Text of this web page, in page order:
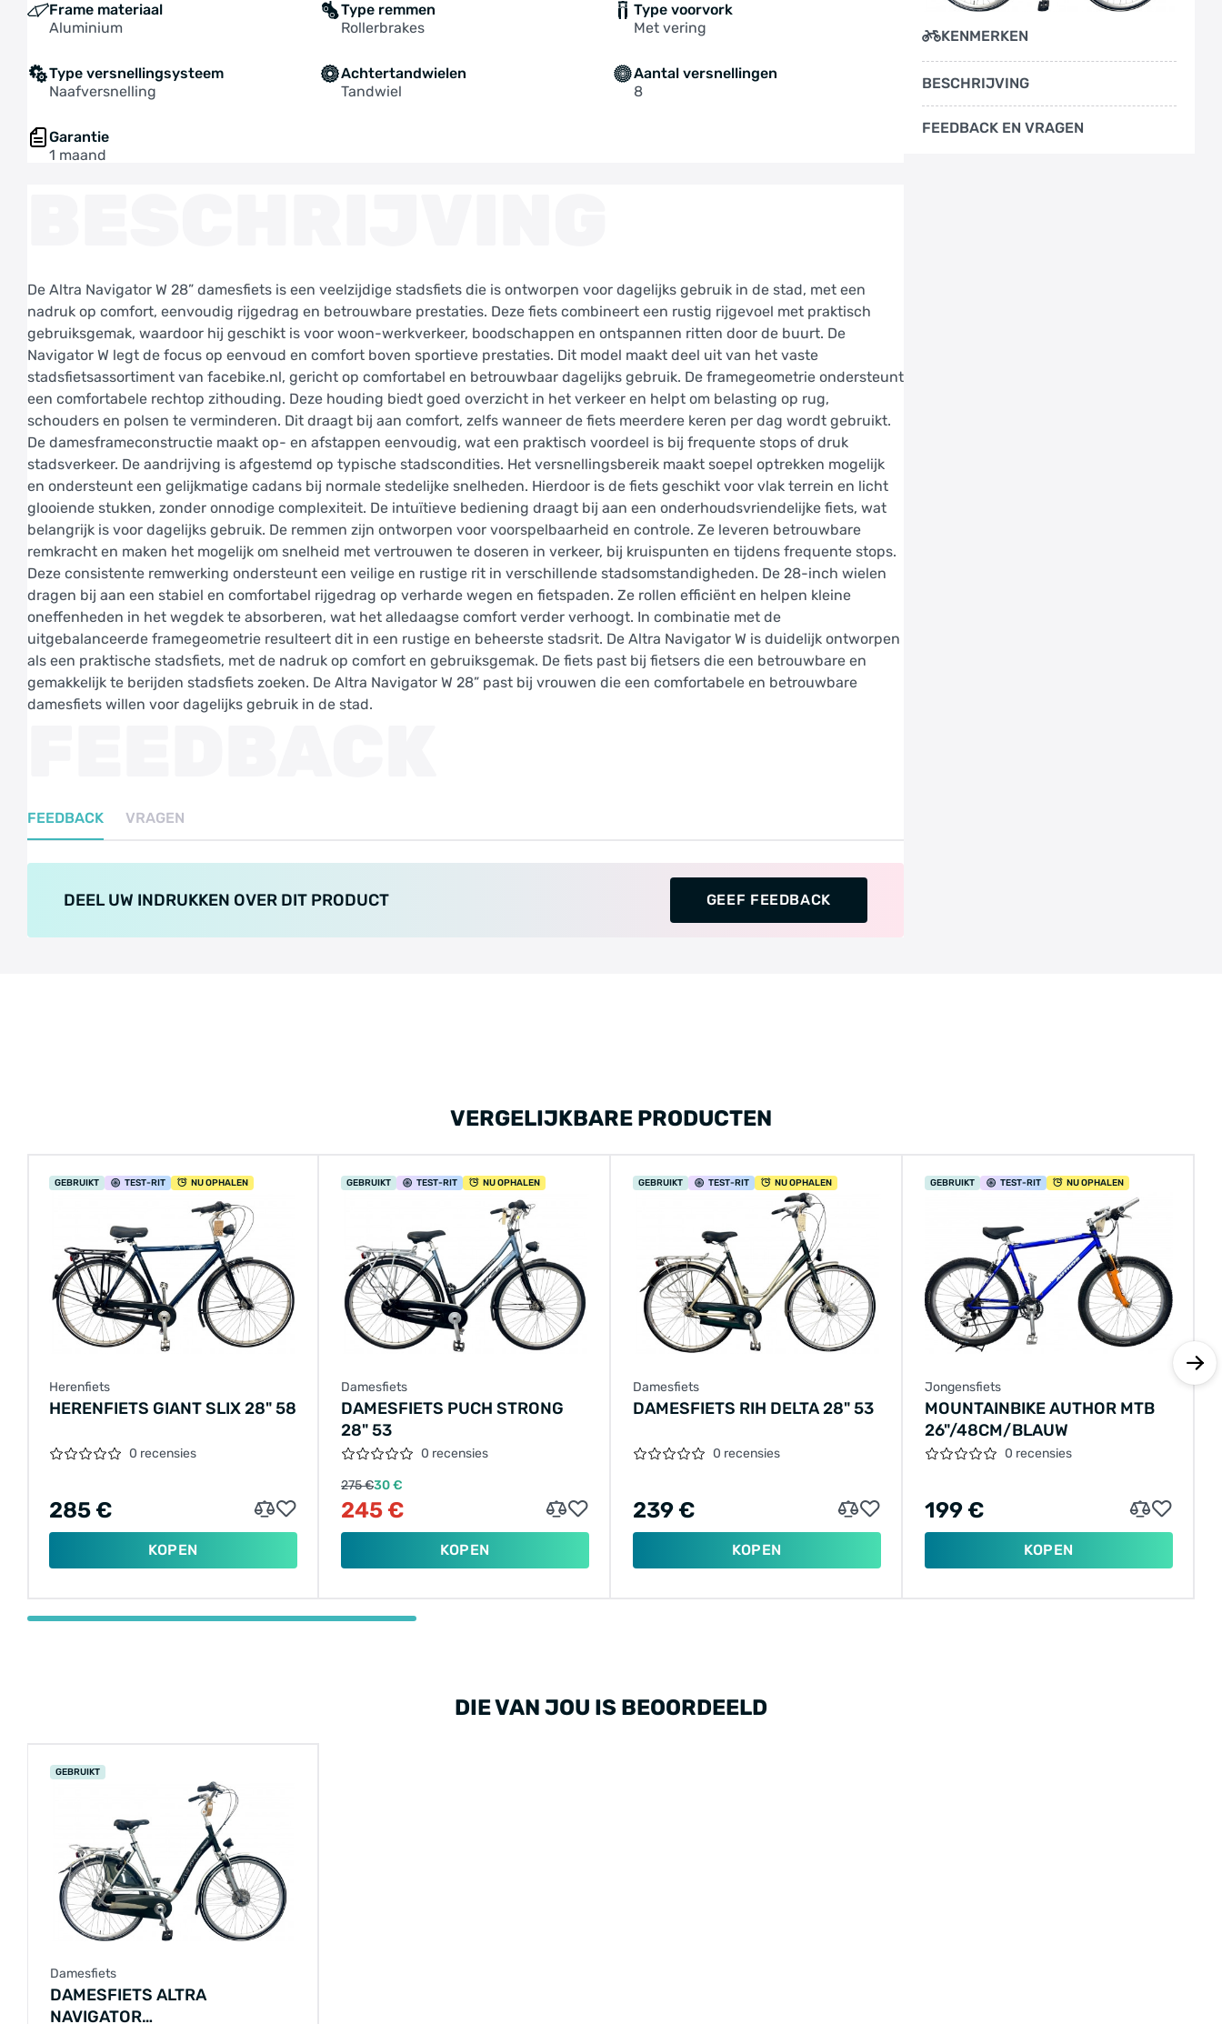
Frame materiaal
Aluminium
Type remmen
Rollerbrakes
Type voorvork
Met vering
Type versnellingsysteem
Naafversnelling
Achtertandwielen
Tandwiel
Aantal versnellingen
8
Garantie
1 maand
De Altra Navigator W 28” damesfiets is een veelzijdige stadsfiets die is ontworpen voor dagelijks gebruik in de stad, met een
nadruk op comfort, eenvoudig rijgedrag en betrouwbare prestaties. Deze fiets combineert een rustig rijgevoel met praktisch
gebruiksgemak, waardoor hij geschikt is voor woon-werkverkeer, boodschappen en ontspannen ritten door de buurt. De
Navigator W legt de focus op eenvoud en comfort boven sportieve prestaties. Dit model maakt deel uit van het vaste
stadsfietsassortiment van facebike.nl, gericht op comfortabel en betrouwbaar dagelijks gebruik. De framegeometrie ondersteunt
een comfortabele rechtop zithouding. Deze houding biedt goed overzicht in het verkeer en helpt om belasting op rug,
schouders en polsen te verminderen. Dit draagt bij aan comfort, zelfs wanneer de fiets meerdere keren per dag wordt gebruikt.
De damesframeconstructie maakt op- en afstappen eenvoudig, wat een praktisch voordeel is bij frequente stops of druk
stadsverkeer. De aandrijving is afgestemd op typische stadscondities. Het versnellingsbereik maakt soepel optrekken mogelijk
en ondersteunt een gelijkmatige cadans bij normale stedelijke snelheden. Hierdoor is de fiets geschikt voor vlak terrein en licht
glooiende stukken, zonder onnodige complexiteit. De intuïtieve bediening draagt bij aan een onderhoudsvriendelijke fiets, wat
belangrijk is voor dagelijks gebruik. De remmen zijn ontworpen voor voorspelbaarheid en controle. Ze leveren betrouwbare
remkracht en maken het mogelijk om snelheid met vertrouwen te doseren in verkeer, bij kruispunten en tijdens frequente stops.
Deze consistente remwerking ondersteunt een veilige en rustige rit in verschillende stadsomstandigheden. De 28-inch wielen
dragen bij aan een stabiel en comfortabel rijgedrag op verharde wegen en fietspaden. Ze rollen efficiënt en helpen kleine
oneffenheden in het wegdek te absorberen, wat het alledaagse comfort verder verhoogt. In combinatie met de
uitgebalanceerde framegeometrie resulteert dit in een rustige en beheerste stadsrit. De Altra Navigator W is duidelijk ontworpen
als een praktische stadsfiets, met de nadruk op comfort en gebruiksgemak. De fiets past bij fietsers die een betrouwbare en
gemakkelijk te berijden stadsfiets zoeken. De Altra Navigator W 28” past bij vrouwen die een comfortabele en betrouwbare
damesfiets willen voor dagelijks gebruik in de stad.
FEEDBACK VRAGEN
DEEL UW INDRUKKEN OVER DIT PRODUCT GEEF FEEDBACK
KENMERKEN
BESCHRIJVING
FEEDBACK EN VRAGEN
VERGELIJKBARE PRODUCTEN
GEBRUIKT TEST-RIT NU OPHALEN
Herenfiets
HERENFIETS GIANT SLIX 28" 58
0 recensies
285 €
KOPEN
GEBRUIKT TEST-RIT NU OPHALEN
Damesfiets
DAMESFIETS PUCH STRONG
28" 53
0 recensies
275 €30 €
245 €
KOPEN
GEBRUIKT TEST-RIT NU OPHALEN
Damesfiets
DAMESFIETS RIH DELTA 28" 53
0 recensies
239 €
KOPEN
GEBRUIKT TEST-RIT NU OPHALEN
Jongensfiets
MOUNTAINBIKE AUTHOR MTB
26"/48CM/BLAUW
0 recensies
199 €
KOPEN
DIE VAN JOU IS BEOORDEELD
GEBRUIKT
Damesfiets
DAMESFIETS ALTRA
NAVIGATOR